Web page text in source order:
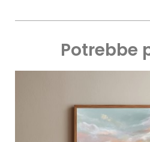
Potrebbe